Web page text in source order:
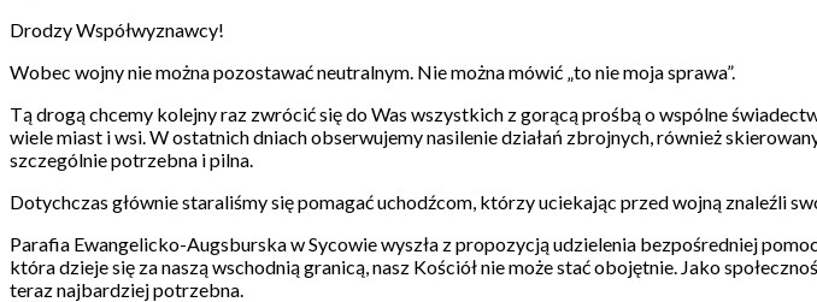
Drodzy Współwyznawcy!
Wobec wojny nie można pozostawać neutralnym. Nie można mówić „to nie moja sprawa”.
Tą drogą chcemy kolejny raz zwrócić się do Was wszystkich z gorącą prośbą o wspólne
wiele miast i wsi. W ostatnich dniach obserwujemy nasilenie działań zbrojnych, również
szczególnie potrzebna i pilna.
Dotychczas głównie staraliśmy się pomagać uchodźcom, którzy uciekając przed wojną znaleźli
Parafia Ewangelicko-Augsburska w Sycowie wyszła z propozycją udzielenia bezpośredniej
która dzieje się za naszą wschodnią granicą, nasz Kościół nie może stać obojętnie. Jako
teraz najbardziej potrzebna.